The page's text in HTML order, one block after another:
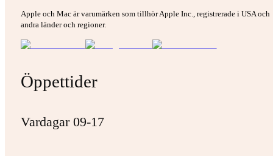
Apple och Mac är varumärken som tillhör Apple Inc., registrerade i USA och
andra länder och regioner.
Öppettider
Vardagar 09-17